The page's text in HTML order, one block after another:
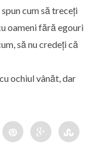
cum să treceți
oameni fără egouri
să nu credeți că
ochiul vânăt, dar